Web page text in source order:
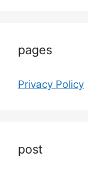
pages
Privacy Policy
post